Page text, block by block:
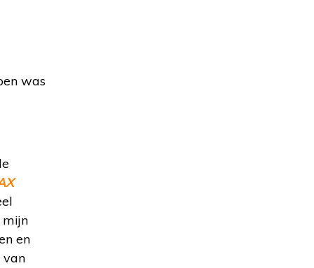
was
mijn
en
van